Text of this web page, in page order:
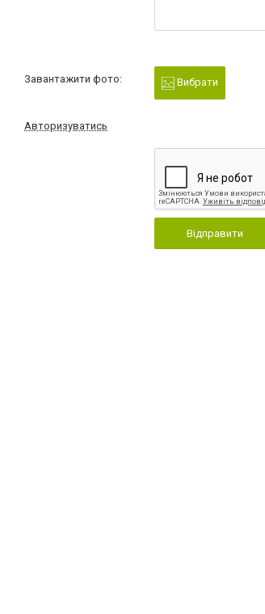
Завантажити фото: Вибрати
Авторизуватись
Відправити